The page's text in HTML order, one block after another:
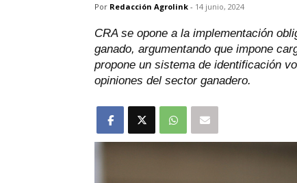
Por Redacción Agrolink - 14 junio, 2024
CRA se opone a la implementación
ganado, argumentando que impone
propone un sistema de identificación
opiniones del sector ganadero.